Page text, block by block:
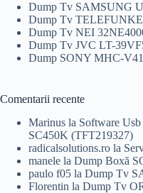
Dump Tv SAMSUNG
Dump Tv
Dump Tv NEI
Dump Tv JVC LT-
Dump SONY MHC-
Comentarii recente
Marinus la Software
SC450K (TFT219327)
radicalsolutions.ro la
manele la Dump Boxă
paulo f05 la Dump Tv
Florentin la Dump Tv